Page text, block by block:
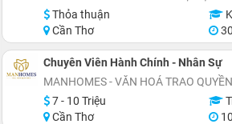
Thỏa thuận
Cần Thơ
Chuyên Viên Hành Chính - Nhân Sự
MANHOMES - VĂN HOÁ TRAO
7 - 10 Triệu
Cần Thơ